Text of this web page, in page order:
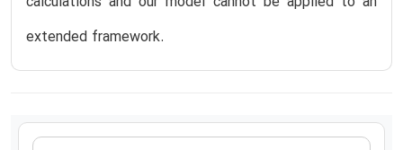
extended framework.